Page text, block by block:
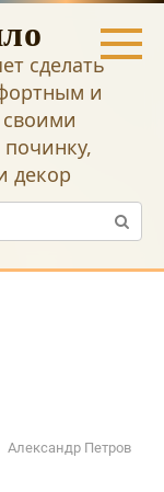
сделать
и
декор
Александр Петров